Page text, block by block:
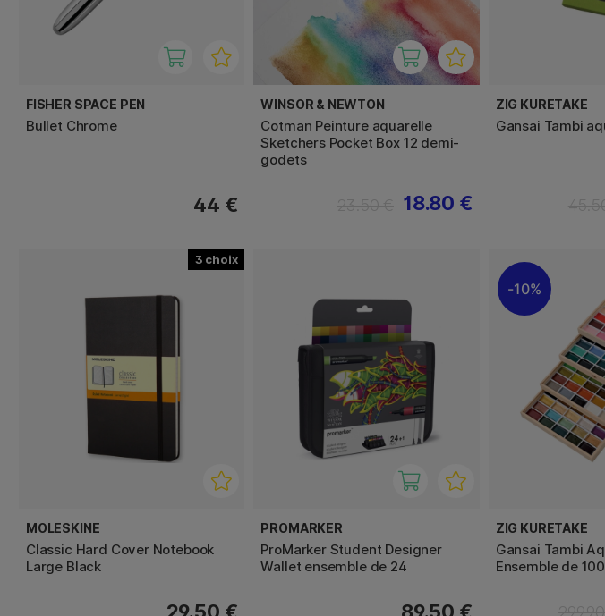
FISHER SPACE PEN
Bullet Chrome
44 €
WINSOR & NEWTON
Cotman Peinture aquarelle
Sketchers Pocket Box 12 demi-
godets
18.80 €
ZIG KURETAKE
Gansai Tambi
3
MOLESKINE
Classic Hard Cover Notebook
Large Black
29.50 €
PROMARKER
ProMarker Student Designer
Wallet ensemble de 24
89.50 €
10%
ZIG KURETAKE
Gansai Tambi
Ensemble de 100